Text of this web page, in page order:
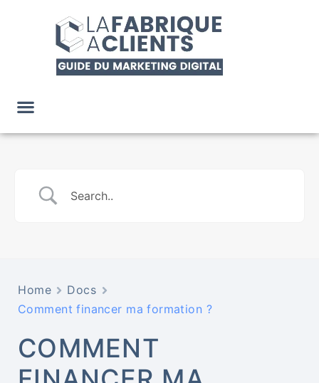
Home
Docs
Comment financer ma formation ?​
COMMENT